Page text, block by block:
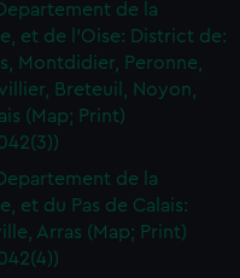
de la
et de l'Oise: District de:
Montdidier, Peronne,
Breteuil, Noyon,
(Map; Print)
de la
et du Pas de Calais:
Arras (Map; Print)